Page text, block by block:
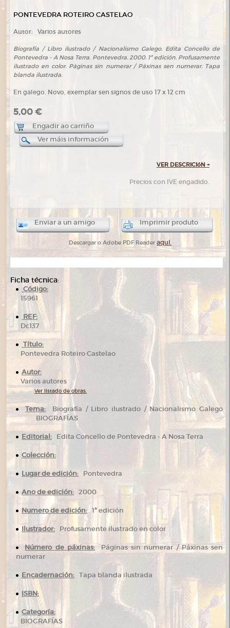
PONTEVEDRA ROTEIRO CASTELAO
Autor: Varios autores
Biografía / Libro ilustrado / Nacionalismo Galego. Edita Concello de
Pontevedra - A Nosa Terra. Pontevedra. 2000. 1ª edición. Profusamente
ilustrado en color. Páginas sin numerar / Páxinas sen numerar. Tapa
blanda ilustrada.
En galego. Novo, exemplar sen signos de uso 17 x 12 cm
5,00 €
Engadir ao carriño
Ver máis información
VER DESCRICIóN +
Precios con IVE engadido.
Enviar a un amigo Imprimir produto
Descargar o Adobe PDF Readeraquí.
Ficha técnica:
Código:
15961
REF:
Dc137
Título:
Pontevedra Roteiro Castelao
Autor:
Varios autores
Ver listado de obras.
Tema: Biografía / Libro ilustrado / Nacionalismo Galego
BIOGRAFÍAS
Editorial: Edita Concello de Pontevedra - A Nosa Terra
Colección:
Lugar de edición: Pontevedra
Ano de edición: 2000
Numero de edición:1ª edición
Ilustrador: Profusamente ilustrado en color
Número de páxinas:Páginas sin numerar / Páxinas sen
numerar
Encadernación: Tapa blanda ilustrada
ISBN:
Categoría:
BIOGRAFÍAS